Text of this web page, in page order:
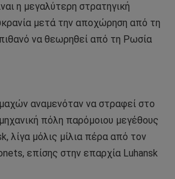
η μεγαλύτερη στρατηγική
μετά την αποχώρηση από τη
να θεωρηθεί από τη Ρωσία
αναμενόταν να στραφεί στο
πόλη παρόμοιου μεγέθους
λίγα μόλις μίλια πέρα ​​από τον
επίσης στην επαρχία Luhansk